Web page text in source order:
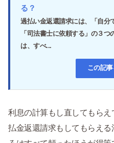
る？
過払い金返還請求には、「自分
「司法書士に依頼する」の３
は、すべ...
この記
利息の計算もし直してもら
払金返還請求もしてもらえ